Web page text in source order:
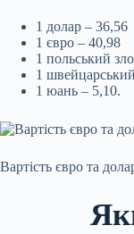
1 долар – 36,56
1 євро – 40,98
1 польський
1
1 юань – 5,10.
Вартість євро та